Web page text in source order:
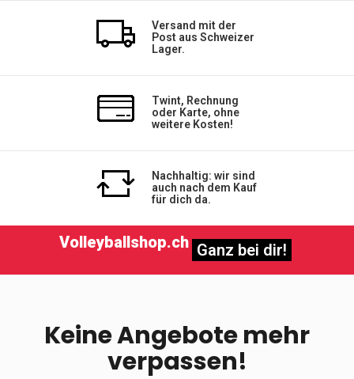
Versand mit der
Post aus Schweizer
Lager.
Twint, Rechnung
oder Karte, ohne
weitere Kosten!
Nachhaltig: wir sind
auch nach dem Kauf
für dich da.
Volleyballshop.ch Ganz bei dir!
Keine Angebote mehr
verpassen!